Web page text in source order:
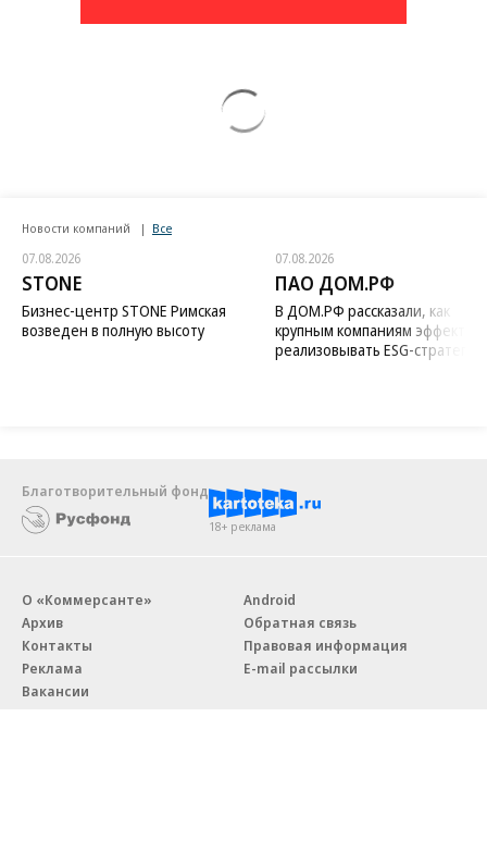
Новости компаний Все
07.08.2026
STONE
Бизнес-центр STONE Римская
возведен в полную высоту
07.08.2026
ПАО ДОМ.РФ
В ДОМ.РФ рассказали, как
крупным компаниям
реализовывать ESG-стратегию
Благотворительный фонд
18+ реклама
О «Коммерсанте»
Архив
Контакты
Реклама
Вакансии
Android
Обратная связь
Правовая информация
E-mail рассылки